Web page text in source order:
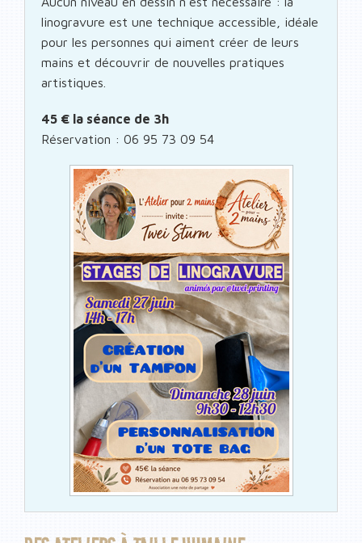
linogravure est une technique accessible, idéale
pour les personnes qui aiment créer de leurs
mains et découvrir de nouvelles pratiques
artistiques.
45 € la séance de 3h
Réservation : 06 95 73 09 54